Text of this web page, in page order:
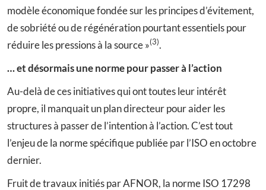
modèle économique fondée sur les principes d’évitement,
de sobriété ou de régénération pourtant essentiels pour
réduire les pressions à la source »(3).
… et désormais une norme pour passer à l’action
Au-delà de ces initiatives qui ont toutes leur intérêt
propre, il manquait un plan directeur pour aider les
structures à passer de l’intention à l’action. C’est tout
l’enjeu de la norme spécifique publiée par l’ISO en octobre
dernier.
Fruit de travaux initiés par AFNOR, la norme ISO 17298